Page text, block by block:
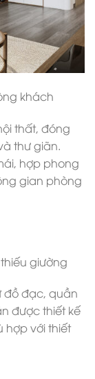
khách
thất, đóng
thư giãn.
hợp phong
gian phòng
giường
đồ đạc, quần
được thiết kế
hợp với thiết